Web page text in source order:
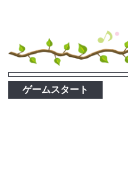
ゲームスタート